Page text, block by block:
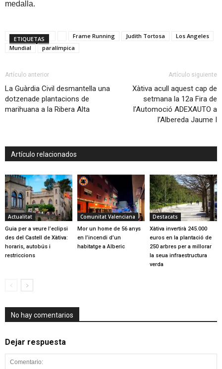
medalla.
ETIQUETAS Frame Running Judith Tortosa
Los Angeles
Mundial
paralímpica
Artículo anterior
La Guàrdia Civil desmantella una
dotzenade plantacions de
marihuana a la Ribera Alta
Artículo siguiente
Xàtiva acull aquest cap de
setmana la 12a Fira de
l’Automoció ADEXAUTO a
l’Albereda Jaume I
Artículo relacionados
Actualitat
Guia per a veure l’eclipsi
des del Castell de Xàtiva:
horaris, autobús i
restriccions
Comunitat Valenciana
Mor un home de 56 anys
en l’incendi d’un
habitatge a Alberic
Destacats
Xàtiva invertirà 245.000
euros en la plantació de
250 arbres per a millorar
la seua infraestructura
verda
No hay comentarios
Dejar respuesta